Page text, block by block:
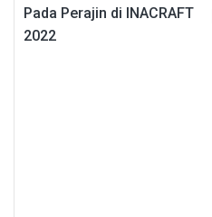
Pada Perajin di INACRAFT
2022